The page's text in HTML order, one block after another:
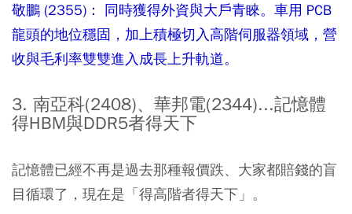
敬鵬 (2355)： 同時獲得外資與大戶青睞。車用 PCB
龍頭的地位穩固，加上積極切入高階伺服器領域，營
收與毛利率雙雙進入成長上升軌道。
3. 南亞科(2408)、華邦電(2344)...記憶體
得HBM與DDR5者得天下
記憶體已經不再是過去那種報價跌、大家都賠錢的盲
目循環了，現在是「得高階者得天下」。